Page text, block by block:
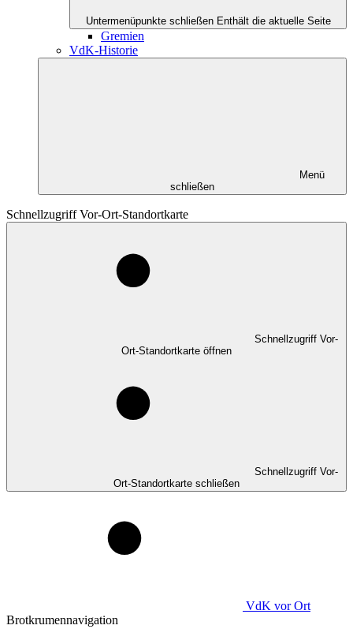
Untermenüpunkte schließen Enthält die aktuelle Seite
Gremien
VdK-Historie
Menü
schließen
Schnellzugriff Vor-Ort-Standortkarte
Schnellzugriff Vor-
Ort-Standortkarte öffnen
Schnellzugriff Vor-
Ort-Standortkarte schließen
VdK vor Ort
Brotkrumennavigation